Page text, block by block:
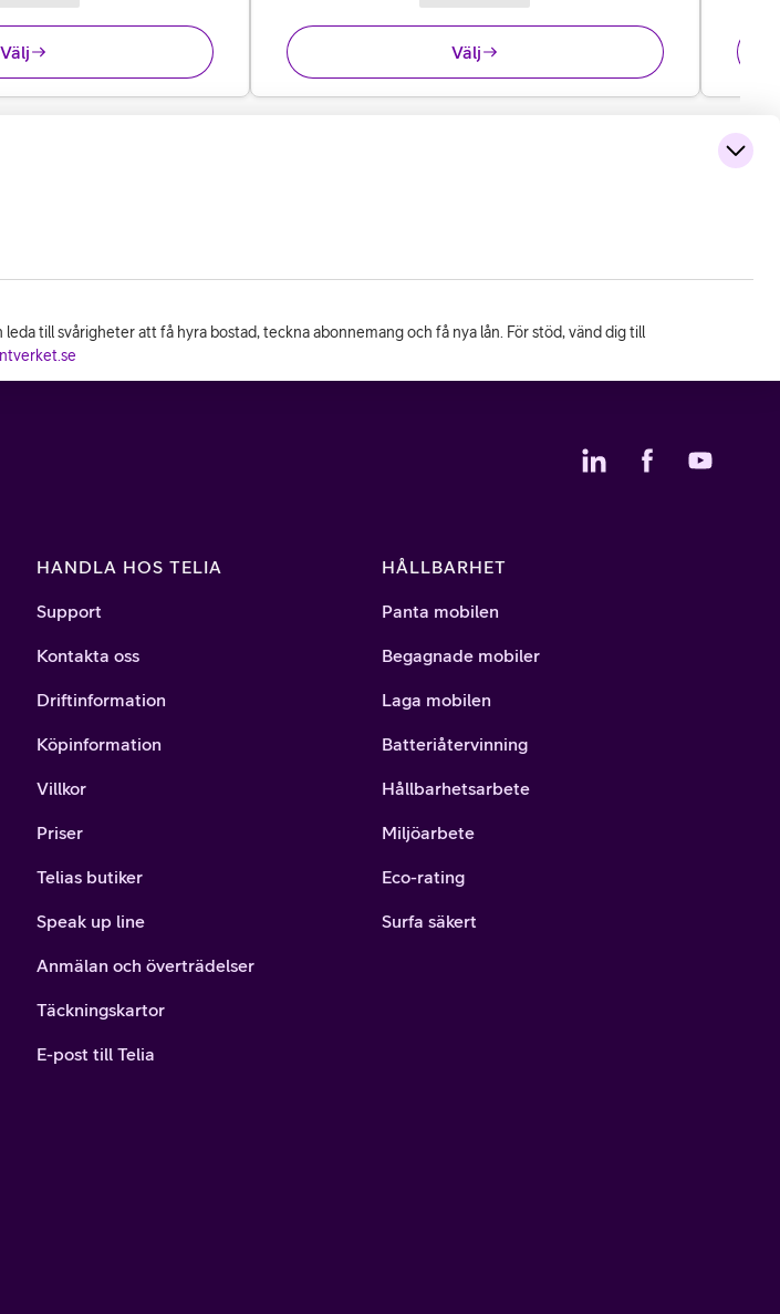
Välj Välj
till svårigheter att få hyra bostad, teckna abonnemang och få nya lån. För stöd, vänd dig till
HANDLA HOS TELIA
Support
Kontakta oss
Driftinformation
Köpinformation
Villkor
Priser
Telias butiker
Speak up line
Anmälan och överträdelser
Täckningskartor
E-post till Telia
HÅLLBARHET
Panta mobilen
Begagnade mobiler
Laga mobilen
Batteriåtervinning
Hållbarhetsarbete
Miljöarbete
Eco-rating
Surfa säkert